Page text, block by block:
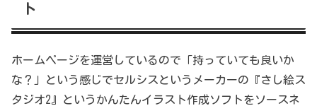
ト
ホームページを運営しているので「持っていても良いか
な？」という感じでセルシスというメーカーの『さし絵ス
タジオ2』というかんたんイラスト作成ソフトをソースネ